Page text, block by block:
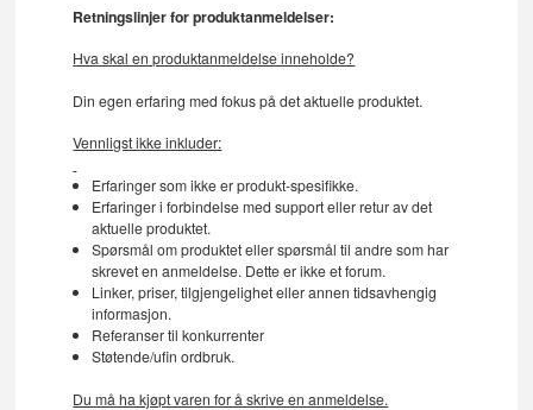
Retningslinjer for produktanmeldelser:
Hva skal en produktanmeldelse inneholde?
Din egen erfaring med fokus på det aktuelle produktet.
Vennligst ikke inkluder:
Erfaringer som ikke er produkt-spesifikke.
Erfaringer i forbindelse med support eller retur av det
aktuelle produktet.
Spørsmål om produktet eller spørsmål til andre som har
skrevet en anmeldelse. Dette er ikke et forum.
Linker, priser, tilgjengelighet eller annen tidsavhengig
informasjon.
Referanser til konkurrenter
Støtende/ufin ordbruk.
Du må ha kjøpt varen for å skrive en anmeldelse.